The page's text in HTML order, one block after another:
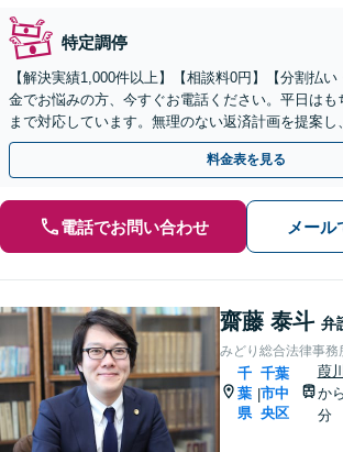
特定調停
【解決実績1,000件以上】【相談料0円】【分割払
金でお悩みの方、今すぐお電話ください。平日はも
まで対応しています。無理のない返済計画を提案し
く交渉いたします。
料金表を見る
電話でお問い合わせ メール
齋藤 泰斗 弁
みどり総合法律事務
千
葉
県
|
千葉
市中
央区
葭
か
分